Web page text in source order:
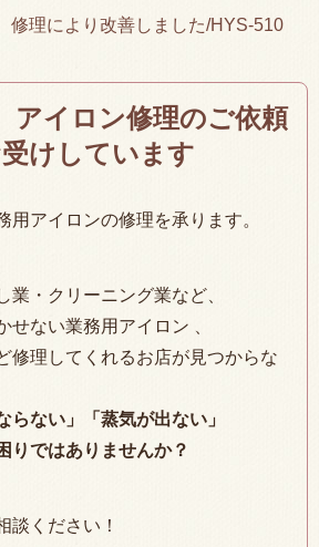
修理により改善しました/HYS-510
アイロン修理のご依頼
けしています
用アイロンの修理を承ります。
業・クリーニング業など、
せない業務用アイロン 、
修理してくれるお店が見つからな
らない」「蒸気が出ない」
りではありませんか？
談ください！